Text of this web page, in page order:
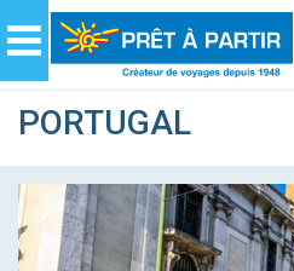
Navigation
PORTUGAL
Panneau de gestion des cookies